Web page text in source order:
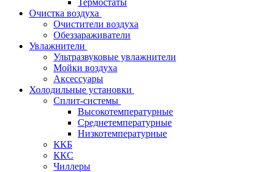
Термостаты
Очистка воздуха
Очистители воздуха
Обеззараживатели
Увлажнители
Ультразвуковые увлажнители
Мойки воздуха
Аксессуары
Холодильные установки
Сплит-системы
Высокотемпературные
Среднетемпературные
Низкотемпературные
ККБ
ККС
Чиллеры